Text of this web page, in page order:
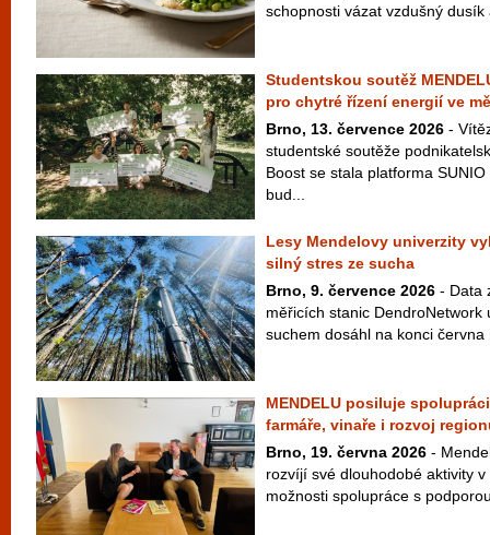
schopnosti vázat vzdušný
Studentskou soutěž
pro chytré řízení energií ve
Brno, 13. července 2026 -
studentské soutěže
Boost se stala platforma
bud...
Lesy Mendelovy univerzity
silný stres ze sucha
Brno, 9. července 2026 - Data
měřicích stanic DendroNetwork
suchem dosáhl na konci
MENDELU posiluje
farmáře, vinaře i rozvoj
Brno, 19. června 2026 -
rozvíjí své dlouhodobé aktivity
možnosti spolupráce s